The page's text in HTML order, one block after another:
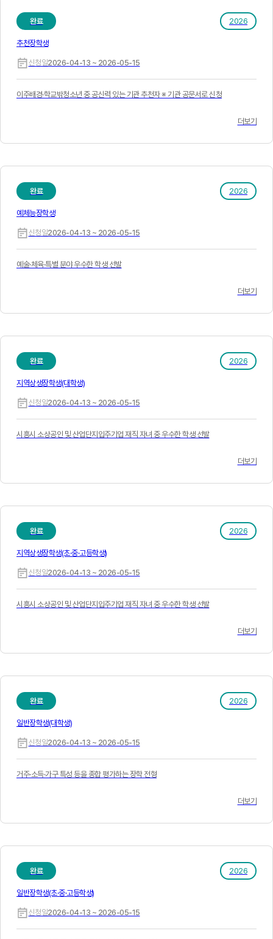
완료 2026
추천장학생
신청일2026-04-13 ~ 2026-05-15
이주배경·학교밖청소년 중 공신력 있는 기관 추천자 ※ 기관 공문서로 신청
더보기
완료 2026
예체능장학생
신청일2026-04-13 ~ 2026-05-15
예술·체육·특별 분야 우수한 학생 선발
더보기
완료 2026
지역상생장학생(대학생)
신청일2026-04-13 ~ 2026-05-15
시흥시 소상공인 및 산업단지입주기업 재직 자녀 중 우수한 학생 선발
더보기
완료 2026
지역상생장학생(초·중·고등학생)
신청일2026-04-13 ~ 2026-05-15
시흥시 소상공인 및 산업단지입주기업 재직 자녀 중 우수한 학생 선발
더보기
완료 2026
일반장학생(대학생)
신청일2026-04-13 ~ 2026-05-15
거주·소득·가구 특성 등을 종합 평가하는 장학 전형
더보기
완료 2026
일반장학생(초·중·고등학생)
신청일2026-04-13 ~ 2026-05-15